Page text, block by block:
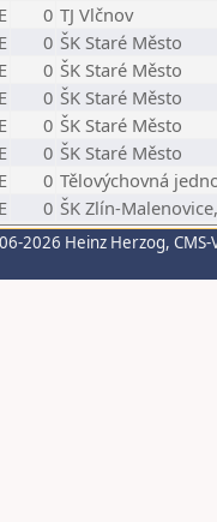
0 TJ Vlčnov
0 ŠK Staré Město
0 ŠK Staré Město
0 ŠK Staré Město
0 ŠK Staré Město
0 ŠK Staré Město
0 Tělovýchovná
0 ŠK Zlín-
2026 Heinz Herzog,